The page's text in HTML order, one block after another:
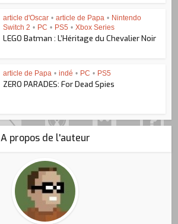
article d'Oscar • article de Papa • Nintendo
Switch 2 • PC • PS5 • Xbox Series
LEGO Batman : L’Héritage du Chevalier Noir
article de Papa • indé • PC • PS5
ZERO PARADES: For Dead Spies
A propos de l'auteur